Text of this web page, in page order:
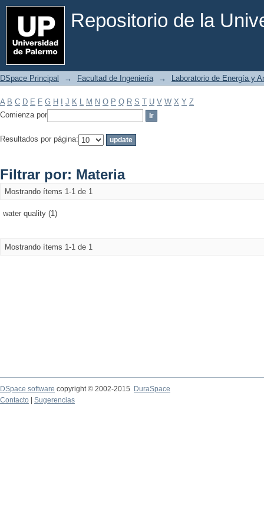
Repositorio de la
Filtrar por: Materia
DSpace Principal → Facultad de Ingeniería → Laboratorio de Energía y
A B C D E F G H J K L M N O P Q R S T U V W X Y Z
Comienza por
Resultados por página:
Filtrar por: Materia
Mostrando ítems 1-1 de 1
water quality (1)
Mostrando ítems 1-1 de 1
DSpace software copyright © 2002-2015
DuraSpace
Contacto
Sugerencias